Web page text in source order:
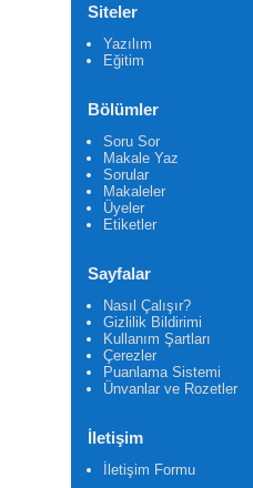
Siteler
Yazılım
Eğitim
Bölümler
Soru Sor
Makale Yaz
Sorular
Makaleler
Üyeler
Etiketler
Sayfalar
Nasıl Çalışır?
Gizlilik Bildirimi
Kullanım Şartları
Çerezler
Puanlama Sistemi
Ünvanlar ve Rozetler
İletişim
İletişim Formu